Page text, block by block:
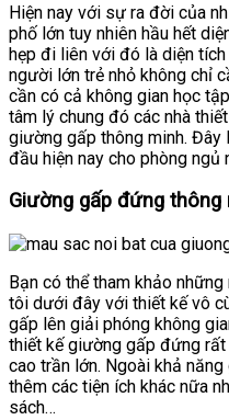
Hiện nay với sự ra đời của
phố lớn tuy nhiên hầu hết
hẹp đi liên với đó là diện
người lớn trẻ nhỏ không chỉ
cần có cả không gian học
tâm lý chung đó các nhà
giường gấp thông minh. Đây
đầu hiện nay cho phòng ngủ
Giường gấp đứng thông
Bạn có thể tham khảo
tôi dưới đây với thiết kế vô
gấp lên giải phóng không
thiết kế giường gấp đứng
cao trần lớn. Ngoài khả
thêm các tiện ích khác nữa
sách…